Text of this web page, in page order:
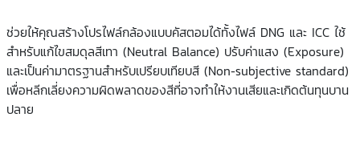
ช่วยให้คุณสร้างโปรไฟล์กล้องแบบคัสตอมได้ทั้งไฟล์ DNG และ ICC ใช้
สำหรับแก้ไขสมดุลสีเทา (Neutral Balance) ปรับค่าแสง (Exposure)
และเป็นค่ามาตรฐานสำหรับเปรียบเทียบสี (Non-subjective standard)
เพื่อหลีกเลี่ยงความผิดพลาดของสีที่อาจทำให้งานเสียและเกิดต้นทุนบาน
ปลาย